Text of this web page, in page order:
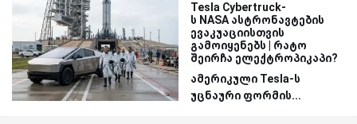
Tesla Cybertruck-
ს NASA ასტრონავტების
ევაკუაციისთვის
გამოიყენებს | რატო
შეირჩა ელექტროპიკაპი?
ამერიკული Tesla-ს
უცნაური ფორმის...